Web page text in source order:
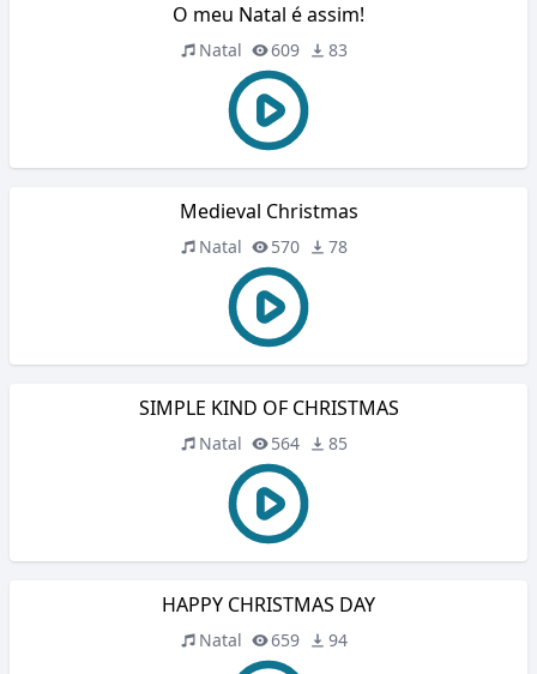
O meu Natal é assim!
Natal 609 83
Medieval Christmas
Natal 570 78
SIMPLE KIND OF CHRISTMAS
Natal 564 85
HAPPY CHRISTMAS DAY
Natal 659 94